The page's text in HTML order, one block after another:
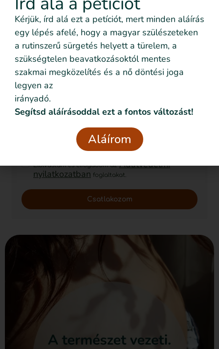
Szeretném nyomon követni
az eseményeket emailben is
Feliratkozom!
Szeretném elmesélni a saját történetemet
Elolvastam és elfogadom azAdatvédelmi
nyilatkozatban foglaltakat.
Csatlakozom
Kérjük, írd alá ezt a petíciót, mert minden aláírás
egy lépés afelé, hogy a magyar szülészeteken
a rutinszerű sürgetés helyett a türelem, a
szükségtelen beavatkozásoktól mentes
szakmai megközelítés és a nő döntési joga
legyen az
irányadó.
Segítsd aláírásoddal ezt a fontos változást!
Aláírom